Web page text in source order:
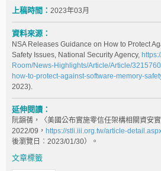
上稿時間： 2023年03月
資料來源：
NSA Releases Guidance on How to Protect
Safety Issues, National Security Agency,
Room/News-Highlights/Article/Article/
how-to-protect-against-software-memory-
2023).
延伸閱讀：
阮韻蒨，〈美國公布實施零信任架構相關資安
2022/09， https://stli.iii.org.tw/article-
後瀏覽日︰2023/01/30）。
文章標籤